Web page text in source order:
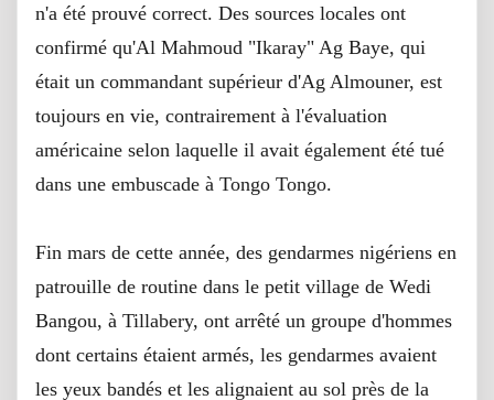
n'a été prouvé correct. Des sources locales ont
confirmé qu'Al Mahmoud "Ikaray" Ag Baye, qui
était un commandant supérieur d'Ag Almouner, est
toujours en vie, contrairement à l'évaluation
américaine selon laquelle il avait également été tué
dans une embuscade à Tongo Tongo.
Fin mars de cette année, des gendarmes nigériens en
patrouille de routine dans le petit village de Wedi
Bangou, à Tillabery, ont arrêté un groupe d'hommes
dont certains étaient armés, les gendarmes avaient
les yeux bandés et les alignaient au sol près de la